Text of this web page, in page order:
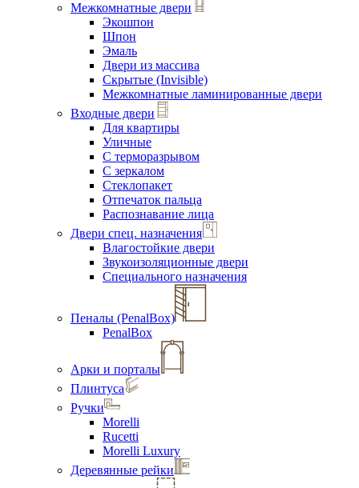
Межкомнатные двери
Экошпон
Шпон
Эмаль
Двери из массива
Скрытые (Invisible)
Межкомнатные ламинированные двери
Входные двери
Для квартиры
Уличные
С терморазрывом
С зеркалом
Стеклопакет
Отпечаток пальца
Распознавание лица
Двери спец. назначения
Влагостойкие двери
Звукоизоляционные двери
Специального назначения
Пеналы (PenalBox)
PenalBox
Арки и порталы
Плинтуса
Ручки
Morelli
Rucetti
Morelli Luxury
Деревянные рейки